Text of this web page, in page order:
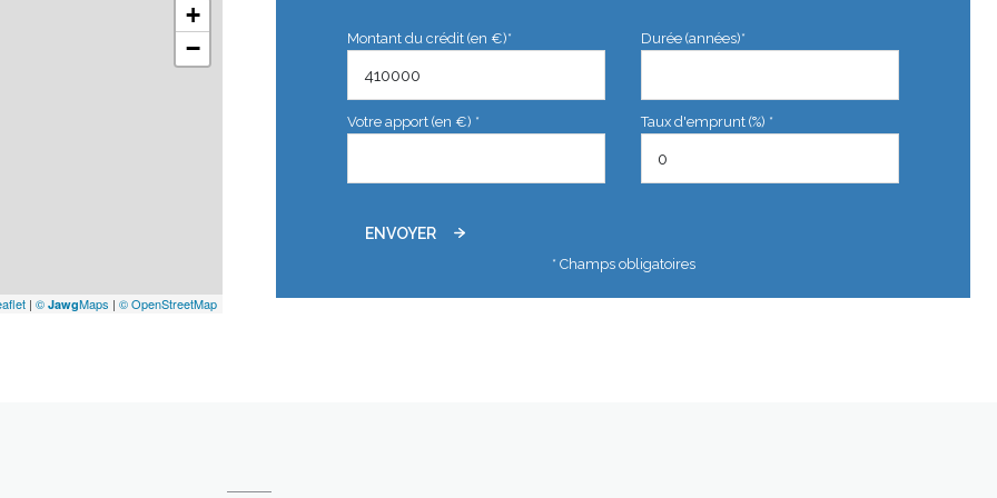
+
−
| © JawgMaps | © OpenStreetMap
Montant du crédit (en €)* Durée (années)*
Votre apport (en €) * Taux d'emprunt (%) *
ENVOYER
* Champs obligatoires